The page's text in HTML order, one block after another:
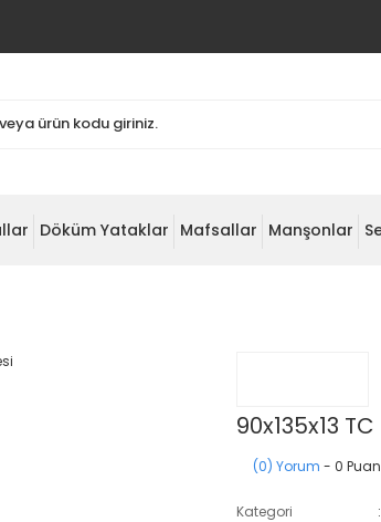
Döküm Yataklar Mafsallar Manşonlar
90x135x13
(0) Yorum - 0 Puan
Kategori